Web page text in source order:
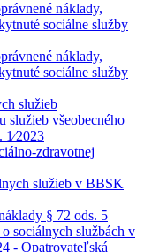
náklady,
sociálne služby
náklady,
sociálne služby
služieb
služieb všeobecného
1⁄2023
zdravotnej
služieb v BBSK
§ 72 ods. 5
sociálnych službách v
- Opatrovateľská